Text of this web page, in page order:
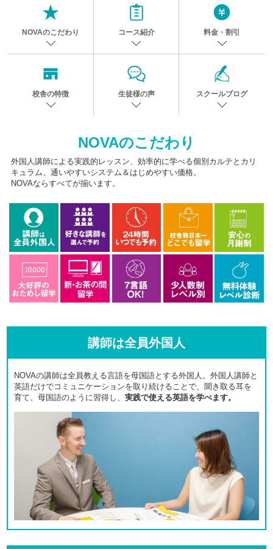
NOVAのこだわり コース紹介 料金・割引
校舎の特徴 生徒様の声 スクールブログ
NOVAのこだわり
外国人講師による実践的レッスン、効率的に学べる個別カルテとカリ
キュラム、通いやすいシステム＆はじめやすい価格。
NOVAならすべてが揃います。
講師は全員外国人
NOVAの講師は全員教える言語を母国語とする外国人。外国人講師と
英語だけでコミュニケーションを取り続けることで、聞き取る耳を
育て、母国語のように習得し、 実践で使える英語を学べます。